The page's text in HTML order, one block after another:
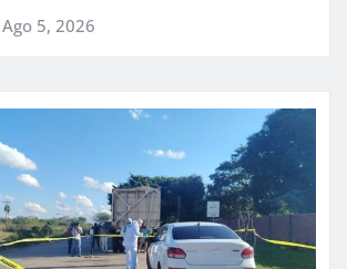
Ago 5, 2026